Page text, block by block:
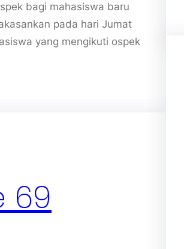
bagi mahasiswa baru
pada hari Jumat
yang mengikuti ospek
69